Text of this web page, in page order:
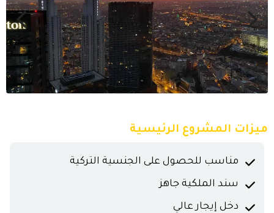
ميزات المشروع الرئيسية
مناسب للحصول على الجنسية التركية
سند الملكية جاهز
دخل إيجار عالي